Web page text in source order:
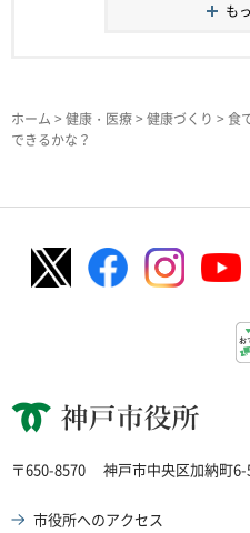
も
ホーム > 健康・医療> 健康づくり > 食
できるかな？
神戸市役所
〒650-8570 神戸市中央区加納町6-
市役所へのアクセス